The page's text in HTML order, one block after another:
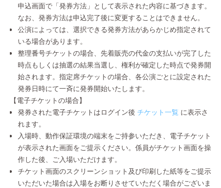
申込画面で「発券方法」として表示された内容に基づきます。
なお、発券方法は申込完了後に変更することはできません。
公演によっては、選択できる発券方法があらかじめ指定されて
いる場合があります。
整理番号チケットの場合、先着販売の代金の支払いが完了した
時点もしくは抽選の結果当選し、権利が確定した時点で発券開
始されます。指定席チケットの場合、各公演ごとに設定された
発券日時にて一斉に発券開始いたします。
【電子チケットの場合】
発券された電子チケットはログイン後 チケット一覧 に表示さ
れます。
入場時、動作保証環境の端末をご持参いただき、電子チケット
が表示された画面をご提示ください。係員がチケット画面を操
作した後、ご入場いただけます。
チケット画面のスクリーンショット及び印刷した紙等をご提示
いただいた場合は入場をお断りさせていただく場合がございま